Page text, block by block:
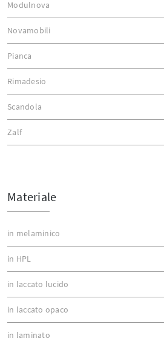
Modulnova
Novamobili
Pianca
Rimadesio
Scandola
Zalf
Materiale
in melaminico
in HPL
in laccato lucido
in laccato opaco
in laminato